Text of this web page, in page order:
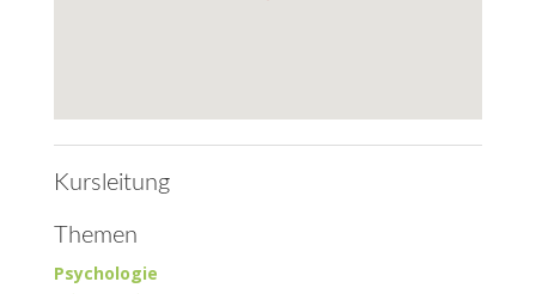
Kursleitung
Themen
Psychologie